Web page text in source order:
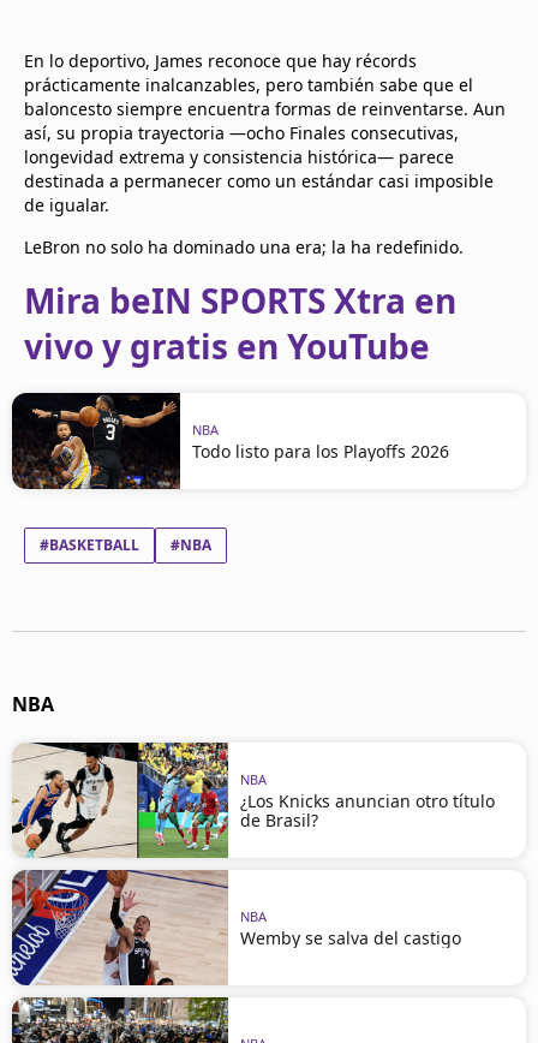
En lo deportivo, James reconoce que hay récords
prácticamente inalcanzables, pero también sabe que el
baloncesto siempre encuentra formas de reinventarse. Aun
así, su propia trayectoria —ocho Finales consecutivas,
longevidad extrema y consistencia histórica— parece
destinada a permanecer como un estándar casi imposible
de igualar.
LeBron no solo ha dominado una era; la ha redefinido.
Mira beIN SPORTS Xtra en
vivo y gratis en YouTube
NBA
Todo listo para los Playoffs 2026
#BASKETBALL #NBA
NBA
NBA
¿Los Knicks anuncian otro título
de Brasil?
NBA
Wemby se salva del castigo